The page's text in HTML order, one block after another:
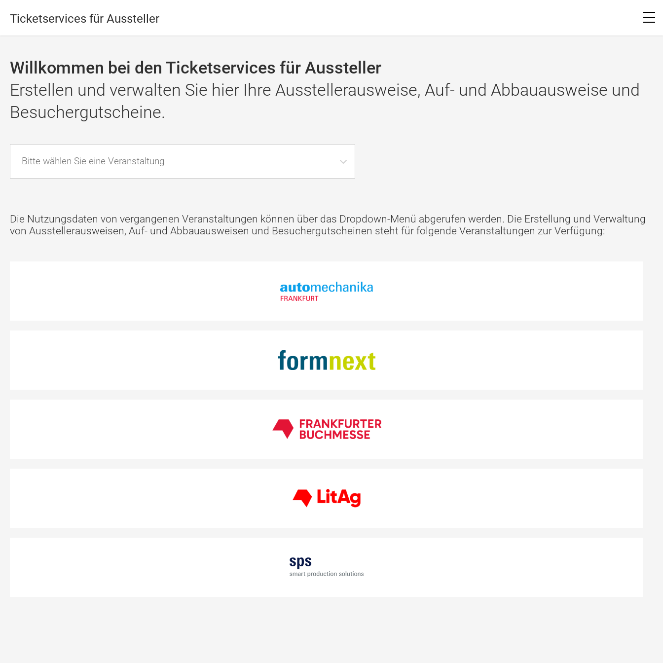
Ticketservices für Aussteller
Willkommen bei den Ticketservices für Aussteller
Erstellen und verwalten Sie hier Ihre Ausstellerausweise, Auf- und Abbauausweise und
Besuchergutscheine.
Bitte wählen Sie eine Veranstaltung
Die Nutzungsdaten von vergangenen Veranstaltungen können über das Dropdown-Menü abgerufen werden. Die Erstellung und Verwaltung
von Ausstellerausweisen, Auf- und Abbauausweisen und Besuchergutscheinen steht für folgende Veranstaltungen zur Verfügung: